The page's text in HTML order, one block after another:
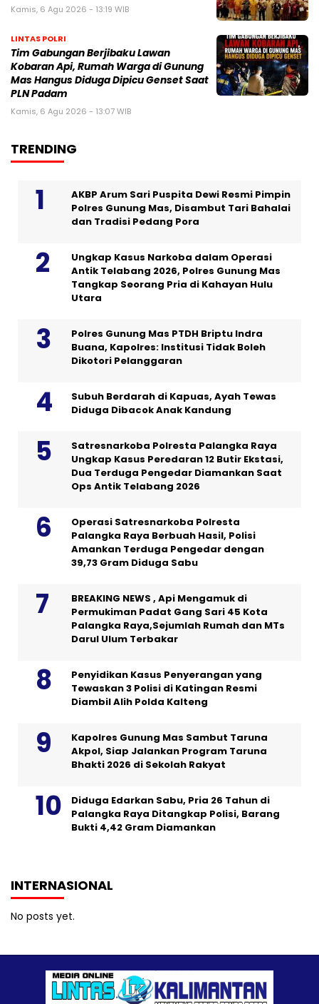
Kamis, 6 Agu 2026 - 13:19 WIB
LINTAS POLRI
Tim Gabungan Berjibaku Lawan
Kobaran Api, Rumah Warga di Gunung
Mas Hangus Diduga Dipicu Genset Saat
PLN Padam
Kamis, 6 Agu 2026 - 13:07 WIB
TRENDING
AKBP Arum Sari Puspita Dewi Resmi Pimpin
Polres Gunung Mas, Disambut Tari Bahalai
dan Tradisi Pedang Pora
Ungkap Kasus Narkoba dalam Operasi
Antik Telabang 2026, Polres Gunung Mas
Tangkap Seorang Pria di Kahayan Hulu
Utara
Polres Gunung Mas PTDH Briptu Indra
Buana, Kapolres: Institusi Tidak Boleh
Dikotori Pelanggaran
Subuh Berdarah di Kapuas, Ayah Tewas
Diduga Dibacok Anak Kandung
Satresnarkoba Polresta Palangka Raya
Ungkap Kasus Peredaran 12 Butir Ekstasi,
Dua Terduga Pengedar Diamankan Saat
Ops Antik Telabang 2026
Operasi Satresnarkoba Polresta
Palangka Raya Berbuah Hasil, Polisi
Amankan Terduga Pengedar dengan
39,73 Gram Diduga Sabu
BREAKING NEWS , Api Mengamuk di
Permukiman Padat Gang Sari 45 Kota
Palangka Raya,Sejumlah Rumah dan MTs
Darul Ulum Terbakar
Penyidikan Kasus Penyerangan yang
Tewaskan 3 Polisi di Katingan Resmi
Diambil Alih Polda Kalteng
Kapolres Gunung Mas Sambut Taruna
Akpol, Siap Jalankan Program Taruna
Bhakti 2026 di Sekolah Rakyat
Diduga Edarkan Sabu, Pria 26 Tahun di
Palangka Raya Ditangkap Polisi, Barang
Bukti 4,42 Gram Diamankan
INTERNASIONAL
No posts yet.